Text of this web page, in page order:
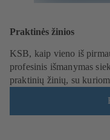
Praktinės žinios
KSB, kaip vieno iš
profesinis išmanymas
praktinių žinių, su